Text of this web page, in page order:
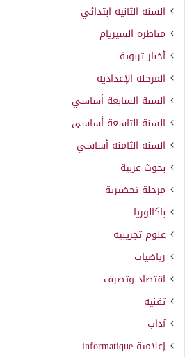
السنة الثانية ابتدائي
مناظرة السيزيام
أخبار تربوية
المرحلة الإعدادية
السنة السابعة أساسي
السنة التاسعة أساسي
السنة الثامنة أساسي
بحوث عربية
مرحلة تحضيرية
باكالوريا
علوم تجريبية
رياضيات
اقتصاد وتصرف
تقنية
آداب
إعلامية informatique